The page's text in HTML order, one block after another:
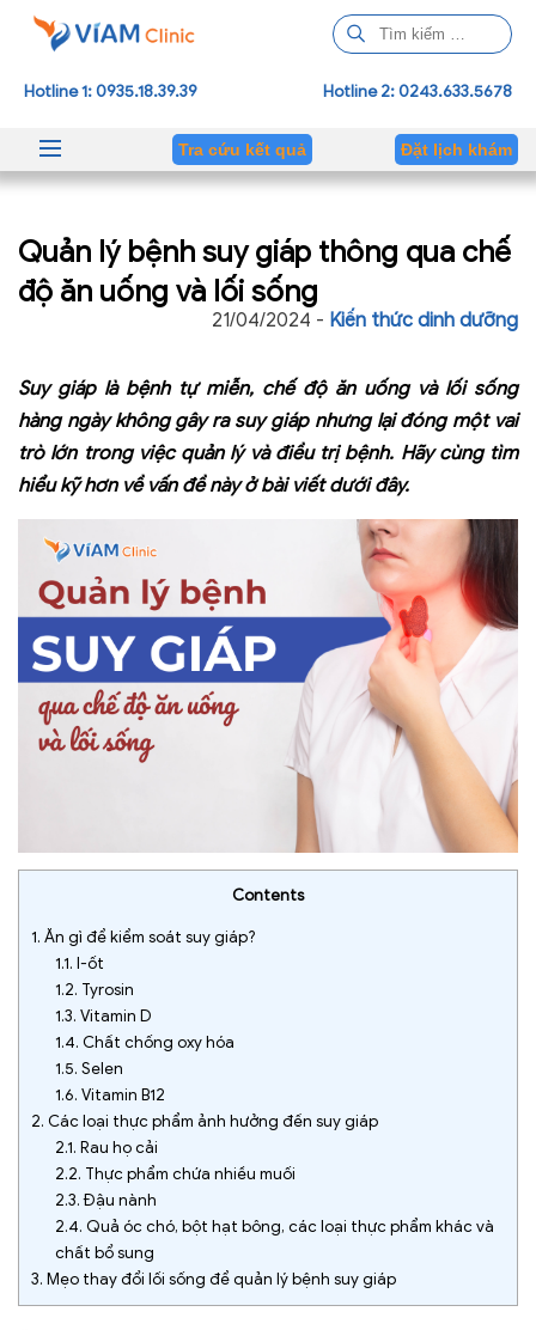
ì
m
h
Hotline 1: 0935.18.39.39 Hotline 2: 0243.633.5678
Tra cứu kết quả Đặt lịch khám
Quản lý bệnh suy giáp thông qua chế
độ ăn uống và lối sống
21/04/2024 - Kiến thức dinh dưỡng
Suy giáp là bệnh tự miễn, chế độ ăn uống và lối sống
hàng ngày không gây ra suy giáp nhưng lại đóng một vai
trò lớn trong việc quản lý và điều trị bệnh. Hãy cùng tìm
hiểu kỹ hơn về vấn đề này ở bài viết dưới đây.
Contents
1. Ăn gì để kiểm soát suy giáp?
1.1. I-ốt
1.2. Tyrosin
1.3. Vitamin D
1.4. Chất chống oxy hóa
1.5. Selen
1.6. Vitamin B12
2. Các loại thực phẩm ảnh hưởng đến suy giáp
2.1. Rau họ cải
2.2. Thực phẩm chứa nhiều muối
2.3.Đậu nành
2.4. Quả óc chó, bột hạt bông, các loại thực phẩm khác và
chất bổ sung
3. Mẹo thay đổi lối sống để quản lý bệnh suy giáp